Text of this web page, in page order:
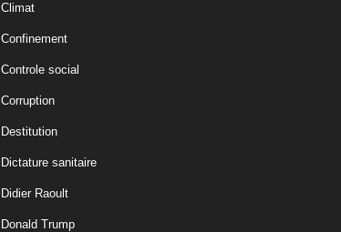
Climat
Confinement
Controle social
Corruption
Destitution
Dictature sanitaire
Didier Raoult
Donald Trump